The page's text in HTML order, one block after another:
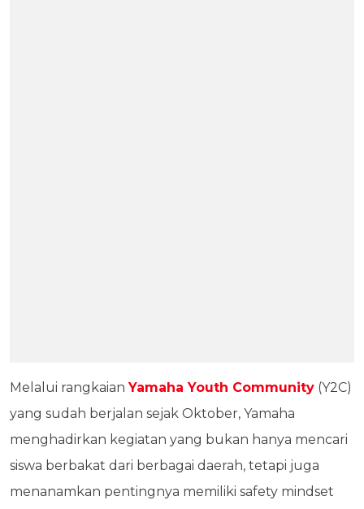
Melalui rangkaianYamaha Youth Community (Y2C)
yang sudah berjalan sejak Oktober, Yamaha
menghadirkan kegiatan yang bukan hanya mencari
siswa berbakat dari berbagai daerah, tetapi juga
menanamkan pentingnya memiliki safety mindset